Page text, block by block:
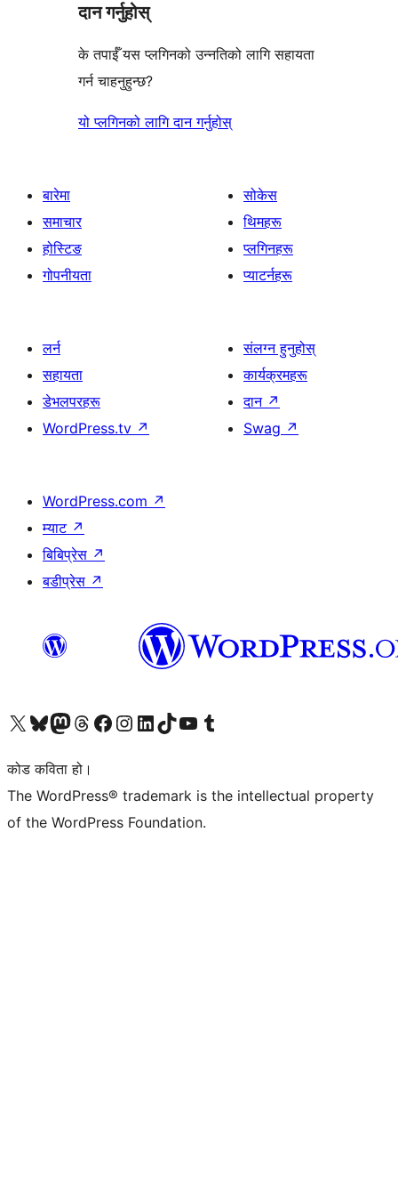
दान गर्नुहोस्
के तपाईँ यस प्लगिनको उन्नतिको लागि सहायता
गर्न चाहनुहुन्छ?
यो प्लगिनको लागि दान गर्नुहोस्
बारेमा
समाचार
होस्टिङ
गोपनीयता
सोकेस
थिमहरू
प्लगिनहरू
प्याटर्नहरू
लर्न
सहायता
डेभलपरहरू
WordPress.tv ↗
संलग्न हुनुहोस्
कार्यक्रमहरू
दान ↗
Swag ↗
WordPress.com ↗
म्याट ↗
बिबिप्रेस ↗
बडीप्रेस ↗
हाम्रो X (पहिले ट्विटर) खातामा जानुहोस्
हाम्रो Bluesky खाता भ्रमण गर्नुहोस्
हाम्रो म्यास्टोडन खाता भ्रमण गर्नुहोस्
हाम्रो थ्रेड्स खातामा जानुहोस्
हाम्रो फेसबुक पेजमा जानुहोस्
हाम्रो इन्स्टाग्राम खातामा जानुहोस्
हाम्रो लिङ्क्डइन खातामा जानुहोस्
हाम्रो TikTok खाता भ्रमण गर्नुहोस्
हाम्रो युट्युब च्यानलमा जानुहोस्
हाम्रो टम्बलर खाता भ्रमण गर्नुहोस्
कोड कविता हो।
The WordPress® trademark is the intellectual property
of the WordPress Foundation.